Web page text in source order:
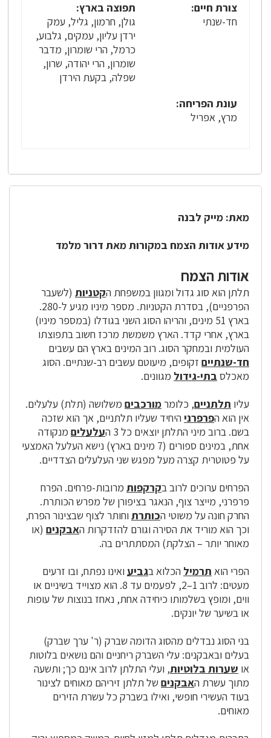
צורת חיים:
חד-שנתי
תפוצה בארץ:
גולן, חרמון, גליל, עמק
ירדן עליון, עמקים, גלבוע,
כרמל, הרי שומרון, מדבר
שומרון, הרי יהודה, שרון,
שפלה, בקעת הירדן
עונת הפריחה:
מרץ, אפריל
מאת: מייק לבנה
מידע אודות הצמח במקורות מאת דרור מלמד
אודות הצמח
תלתן הוא סוג גדול ומגוון במשפחת הקטניות (לשעבר
הפרפניים), בסדרת הקטניות. מספר מיניו מגיע ל-280.
בארץ 51 מינים, והריהו הסוג השני בגודלו (במספר מיניו)
בארץ, אחרי קדד. הארץ משמשת מרכז חשוב בתפוצתו
העולמית ובמחקר הסוג. רוב המינים בארץ הם עשבים
חד-שנתיים זקופים, מיעוטם עשבים רב-שנתיים. הסוג
מאכלס בתי-גידול מגוונים.
עליו תלתניים, כלומרמורכבים משלושה (תלת) עלעלים.
אין הוא הפרפרני היחיד שעליו תלתניים, אך הוא שזכה
בשם. ברוב מיני התלתן יוצאים כל 3 ה
עלעלים מנקודה
אחת, במינים ספורים (7 מינים בארץ) נישא ה
עלעל האמצעי
על פטוטרית קצרה מעל מפגש שני העלעלים הצדדיים.
הפרחים ערוכים לרוב בקרקפות מרובות-פרחים. הפרח
פרפרני, מייצר צוף, הנאגר בציפורן של מפרש הכותרת.
החרק חונה על משוטי הכותרת וחותר לצוף שבצינור הפרח,
וכך הוא מוריד את הסירה וגורם להזדקרות האבקנים (או
מאוחר יותר – הצלקת) המסתתרים בה.
הפרי הוא תרמיל הכלוא בגביע ואינו נפתח, ובו זרעים
מעטים: לרוב 1–2, לפעמים עד 8. הוא מצוייד בשיניים או
ווים, ומופץ בשלמותו כיחידה אחת, נאחז בנוצות של עופות
או בשיער של יונקים.
בני הסוג נבדלים מהסוג הדומה שברק (ר' ערך שברק)
בעלים ובאבקנים: עלי השברק ריחניים והם נושאים בלוטות
או שערות בלוטיות, ועלי התלתן לרוב אינם כך; ותשעה
מתוך עשרת האבקנים של תלתן זיריהם מאוחים לצינור
בעוד העשירי חופשי, ואילו בשברק כל עשרת הזירים
מאוחים.